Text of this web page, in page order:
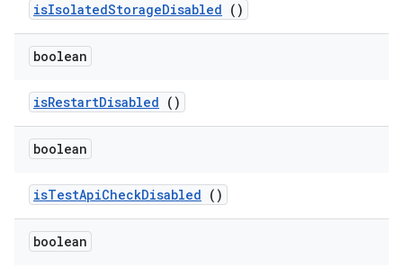
isIsolatedStorageDisabled ()
boolean
isRestartDisabled ()
boolean
isTestApiCheckDisabled ()
boolean